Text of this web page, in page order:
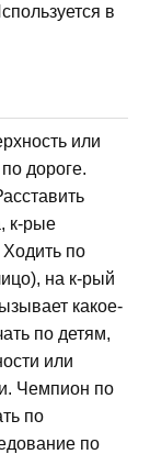
в
или
дороге.
к-рые
по
на к-рый
какое-
по детям,
или
Чемпион по
по
по